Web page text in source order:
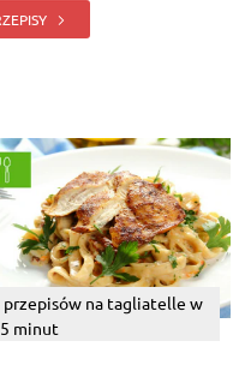
przepisów na tagliatelle w
minut